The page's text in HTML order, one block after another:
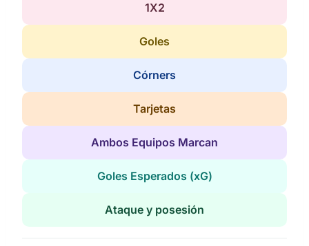
1X2
Goles
Córners
Tarjetas
Ambos Equipos Marcan
Goles Esperados (xG)
Ataque y posesión